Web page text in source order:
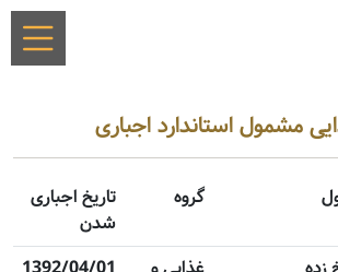
مشمول استاندارد اجباری
گروه
تاریخ اجباری
شدن